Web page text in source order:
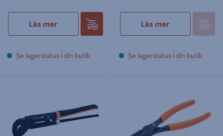
Läs mer
Se lagerstatus i din butik
Läs mer
Se lagerstatus i din butik